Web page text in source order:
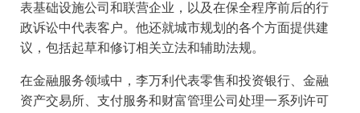
表基础设施公司和联营企业，以及在保全程序前后的行
政诉讼中代表客户。他还就城市规划的各个方面提供建
议，包括起草和修订相关立法和辅助法规。
在金融服务领域中，李万利代表零售和投资银行、金融
资产交易所、支付服务和财富管理公司处理一系列许可